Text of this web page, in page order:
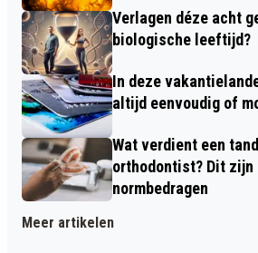
Verlagen déze acht
biologische leeftijd?
In deze
altijd eenvoudig of
Wat verdient een
orthodontist? Dit
normbedragen
Meer artikelen